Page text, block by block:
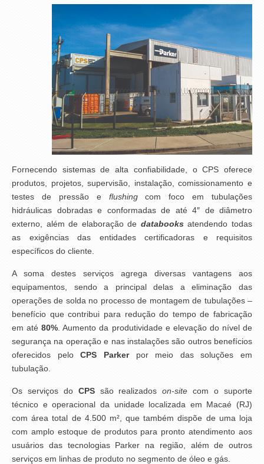
Fornecendo sistemas de alta confiabilidade, o CPS oferece
produtos, projetos, supervisão, instalação, comissionamento e
testes de pressão e flushingcom foco em tubulações
hidráulicas dobradas e conformadas de até 4″ de diâmetro
externo, além de elaboração de databooksatendendo todas
as exigências das entidades certificadoras e requisitos
específicos do cliente.
A soma destes serviços agrega diversas vantagens aos
equipamentos, sendo a principal delas a eliminação das
operações de solda no processo de montagem de tubulações –
benefício que contribui para redução do tempo de fabricação
em até80% . Aumento da produtividade e elevação do nível de
segurança na operação e nas instalações são outros benefícios
oferecidos peloCPS Parkerpor meio das soluções em
tubulação.
Os serviços do CPSsão realizadoson-site com o suporte
técnico e operacional da unidade localizada em Macaé (RJ)
com área total de 4.500 m², que também dispõe de uma loja
com amplo estoque de produtos para pronto atendimento aos
usuários das tecnologias Parker na região, além de outros
serviços em linhas de produto no segmento de óleo e gás.